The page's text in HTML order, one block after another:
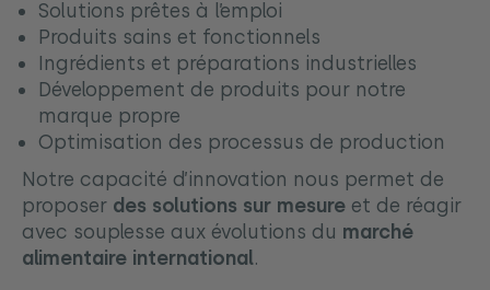
Solutions prêtes à l’emploi
Produits sains et fonctionnels
Ingrédients et préparations industrielles
Développement de produits pour notre
marque propre
Optimisation des processus de production
Notre capacité d’innovation nous permet de
proposer des solutions sur mesure et de réagir
avec souplesse aux évolutions du marché
alimentaire international.